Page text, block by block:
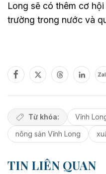
Long sẽ có thêm cơ
trường trong nước và
Từ khóa: Vĩnh
nông sản Vĩnh Long
TIN LIÊN QUAN